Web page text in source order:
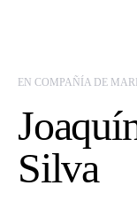
EN COMPAÑÍA DE
Silva